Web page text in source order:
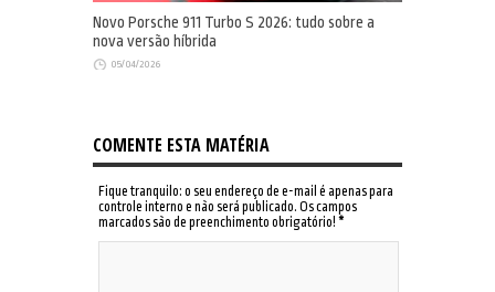
Novo Porsche 911 Turbo S 2026: tudo sobre a
nova versão híbrida
05/04/2026
COMENTE ESTA MATÉRIA
Fique tranquilo: o seu endereço de e-mail é apenas para
controle interno e não será publicado. Os campos
marcados são de preenchimento obrigatório! *